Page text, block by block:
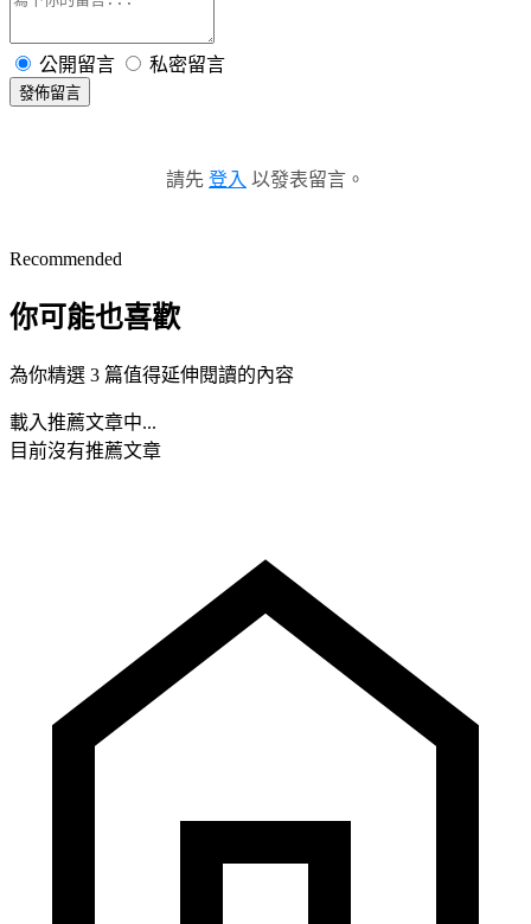
公開留言 私密留言
發佈留言
請先 登入 以發表留言。
Recommended
你可能也喜歡
為你精選 3 篇值得延伸閱讀的內容
載入推薦文章中...
目前沒有推薦文章